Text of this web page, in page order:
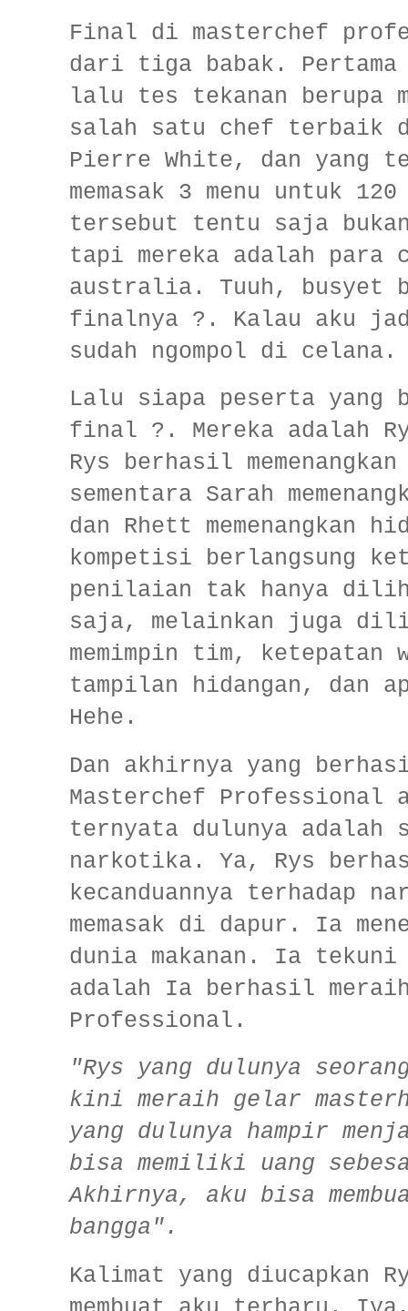
Final di masterchef
dari tiga babak. Pertama
lalu tes tekanan berupa
salah satu chef terbaik
Pierre White, dan yang
memasak 3 menu untuk
tersebut tentu saja
tapi mereka adalah para
australia. Tuuh, busyet
finalnya ?. Kalau aku
sudah ngompol di celana.
Lalu siapa peserta yang
final ?. Mereka adalah
Rys berhasil
sementara Sarah
dan Rhett memenangkan
kompetisi berlangsung
penilaian tak hanya
saja, melainkan juga
memimpin tim, ketepatan
tampilan hidangan, dan
Hehe.
Dan akhirnya yang
Masterchef Professional
ternyata dulunya adalah
narkotika. Ya, Rys
kecanduannya terhadap
memasak di dapur. Ia
dunia makanan. Ia
adalah Ia berhasil
Professional.
"Rys yang dulunya
kini meraih gelar
yang dulunya hampir
bisa memiliki uang
Akhirnya, aku bisa
bangga".
Kalimat yang diucapkan